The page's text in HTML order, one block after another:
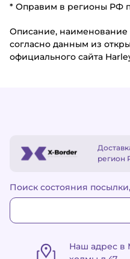
* Оправим в регионы РФ
Описание, наименование
согласно данным из
официального сайта
регион
Поиск состояния
Наш адрес в